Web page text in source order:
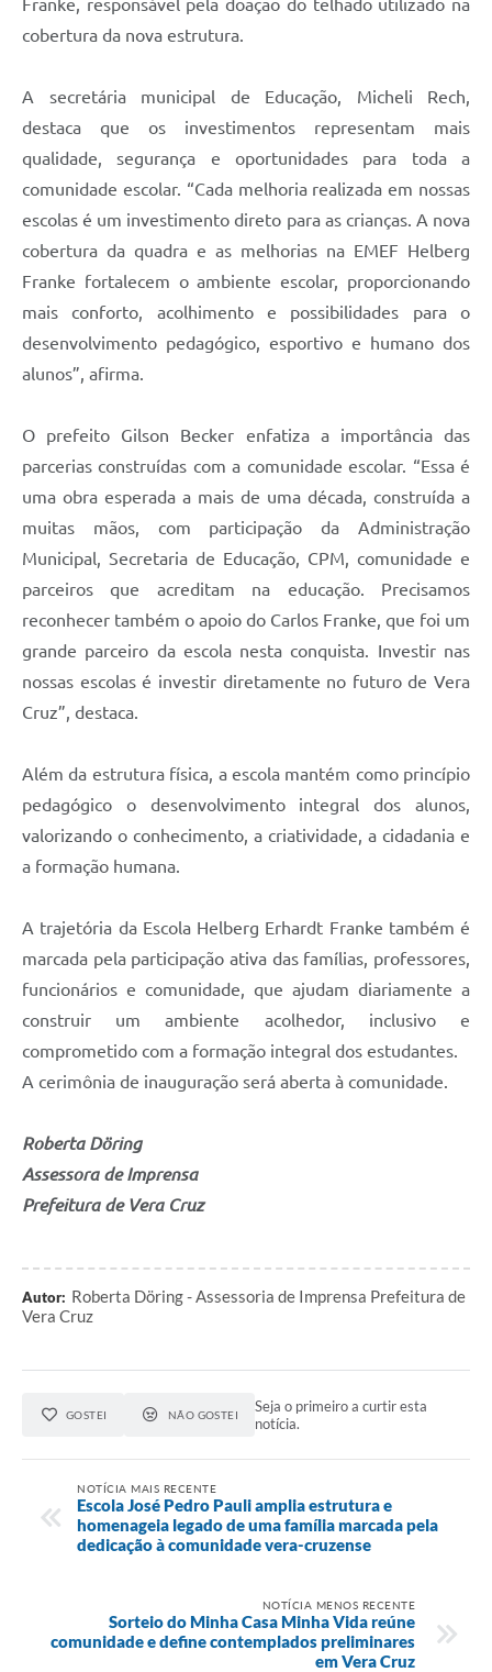
cobertura da nova estrutura.
A secretária municipal de Educação, Micheli Rech,
destaca que os investimentos representam mais
qualidade, segurança e oportunidades para toda a
comunidade escolar. “Cada melhoria realizada em nossas
escolas é um investimento direto para as crianças. A nova
cobertura da quadra e as melhorias na EMEF Helberg
Franke fortalecem o ambiente escolar, proporcionando
mais conforto, acolhimento e possibilidades para o
desenvolvimento pedagógico, esportivo e humano dos
alunos”, afirma.
O prefeito Gilson Becker enfatiza a importância das
parcerias construídas com a comunidade escolar. “Essa é
uma obra esperada a mais de uma década, construída a
muitas mãos, com participação da Administração
Municipal, Secretaria de Educação, CPM, comunidade e
parceiros que acreditam na educação. Precisamos
reconhecer também o apoio do Carlos Franke, que foi um
grande parceiro da escola nesta conquista. Investir nas
nossas escolas é investir diretamente no futuro de Vera
Cruz”, destaca.
Além da estrutura física, a escola mantém como princípio
pedagógico o desenvolvimento integral dos alunos,
valorizando o conhecimento, a criatividade, a cidadania e
a formação humana.
A trajetória da Escola Helberg Erhardt Franke também é
marcada pela participação ativa das famílias, professores,
funcionários e comunidade, que ajudam diariamente a
construir um ambiente acolhedor, inclusivo e
comprometido com a formação integral dos estudantes.
A cerimônia de inauguração será aberta à comunidade.
Roberta Döring
Assessora de Imprensa
Prefeitura de Vera Cruz
Autor: Roberta Döring - Assessoria de Imprensa Prefeitura de
Vera Cruz
GOSTEI NÃO GOSTEI
Seja o primeiro a curtir esta
notícia.
NOTÍCIA MAIS RECENTE
Escola José Pedro Pauli amplia estrutura e
homenageia legado de uma família marcada pela
dedicação à comunidade vera-cruzense
NOTÍCIA MENOS RECENTE
Sorteio do Minha Casa Minha Vida reúne
comunidade e define contemplados preliminares
em Vera Cruz